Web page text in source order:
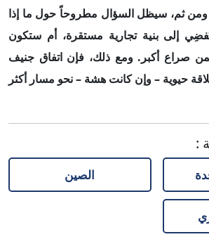
ومن ثم، سيظل السؤال مطروحاً حول ما إذا
إلى بنية تجارية مستقرة، أم ستكون
صراع أكبر. ومع ذلك، فإن اتفاق جنيف
حيوية – وإن كانت هشة – نحو مسار أكثر
:
الصين